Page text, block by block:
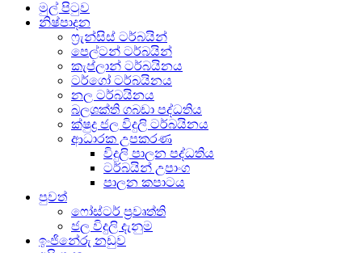
මුල් පිටුව
නිෂ්පාදන
ෆ්‍රැන්සිස් ටර්බයින්
පෙල්ටන් ටර්බයින්
කැප්ලාන් ටර්බයිනය
ටර්ගෝ ටර්බයිනය
නල ටර්බයිනය
බලශක්ති ගබඩා පද්ධතිය
ක්ෂුද්‍ර ජල විදුලි ටර්බයිනය
ආධාරක උපකරණ
විදුලි පාලන පද්ධතිය
ටර්බයින් උපාංග
පාලන කපාටය
පුවත්
ෆෝස්ටර් ප්‍රවෘත්ති
ජල විදුලි දැනුම
ඉංජිනේරු නඩුව